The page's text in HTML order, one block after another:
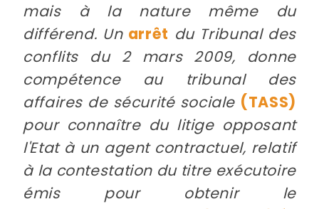
mais à la nature même du
différend. Un arrêt du Tribunal des
conflits du 2 mars 2009, donne
compétence au tribunal des
affaires de sécurité sociale (TASS)
pour connaître du litige opposant
l'Etat à un agent contractuel, relatif
à la contestation du titre exécutoire
émis pour obtenir le